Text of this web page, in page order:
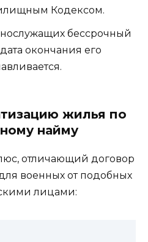
Кодексом.
бессрочный
дата окончания его
жилья по
найму
отличающий договор
военных от подобных
лицами: